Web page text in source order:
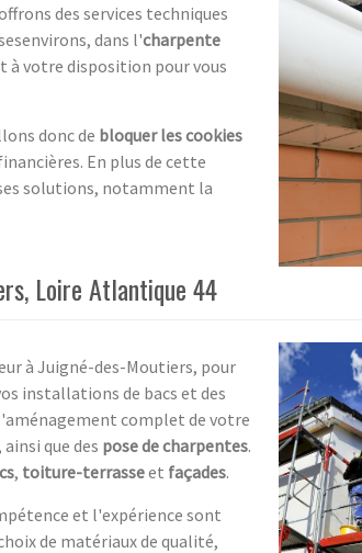
des services techniques
dans l'charpente
votre disposition pour vous
donc de bloquer les cookies
En plus de cette
solutions, notamment la
Loire Atlantique 44
à Juigné-des-Moutiers, pour
installations de bacs et des
complet de votre
, ainsi que des pose de charpentes.
, toiture-terrasseet façades.
et l'expérience sont
de matériaux de qualité,